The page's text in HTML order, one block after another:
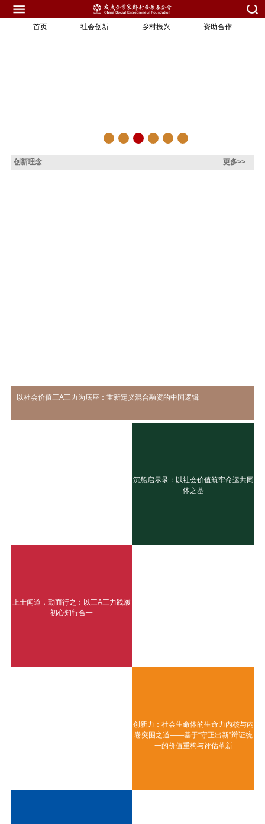
首页 社会创新 乡村振兴 资助合作
创新理念 更多>>
以社会价值三A三力为底座：重新定义混合融资的中国逻辑
沉船启示录：以社会价值筑牢命运共同
体之基
上士闻道，勤而行之：以三A三力践履
初心知行合一
创新力：社会生命体的生命力内核与内
卷突围之道——基于“守正出新”辩证统
一的价值重构与评估革新